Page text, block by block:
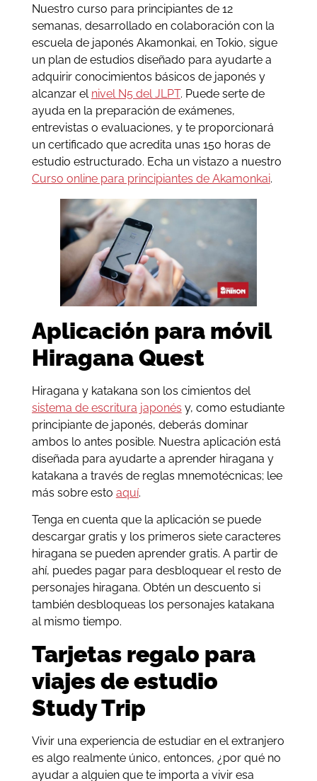
Nuestro curso para principiantes de 12
semanas, desarrollado en colaboración con la
escuela de japonés Akamonkai, en Tokio, sigue
un plan de estudios diseñado para ayudarte a
adquirir conocimientos básicos de japonés y
alcanzar el nivel N5 del JLPT. Puede serte de
ayuda en la preparación de exámenes,
entrevistas o evaluaciones, y te proporcionará
un certificado que acredita unas 150 horas de
estudio estructurado. Echa un vistazo a nuestro
Curso online para principiantes de Akamonkai.
Aplicación para móvil
Hiragana Quest
Hiragana y katakana son los cimientos del
sistema de escritura japonés y, como estudiante
principiante de japonés, deberás dominar
ambos lo antes posible. Nuestra aplicación está
diseñada para ayudarte a aprender hiragana y
katakana a través de reglas mnemotécnicas; lee
más sobre esto aquí.
Tenga en cuenta que la aplicación se puede
descargar gratis y los primeros siete caracteres
hiragana se pueden aprender gratis. A partir de
ahí, puedes pagar para desbloquear el resto de
personajes hiragana. Obtén un descuento si
también desbloqueas los personajes katakana
al mismo tiempo.
Tarjetas regalo para
viajes de estudio
Study Trip
Vivir una experiencia de estudiar en el extranjero
es algo realmente único, entonces, ¿por qué no
ayudar a alguien que te importa a vivir esa